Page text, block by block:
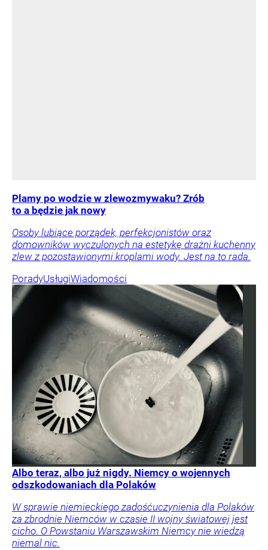
Plamy po wodzie w zlewozmywaku? Zrób
to a będzie jak nowy
Osoby lubiące porządek, perfekcjonistów oraz
domowników wyczulonych na estetykę drażni kuchenny
zlew z pozostawionymi kroplami wody. Jest na to rada.
PoradyUsługiWiadomości
Albo teraz, albo już nigdy. Niemcy o wojennych
odszkodowaniach dla Polaków
W sprawie niemieckiego zadośćuczynienia dla Polaków
za zbrodnie Niemców w czasie II wojny światowej jest
cicho. O Powstaniu Warszawskim Niemcy nie wiedzą
niemal nic.